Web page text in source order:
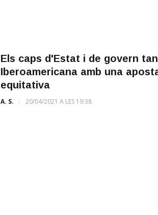
Els caps d'Estat i de govern
Iberoamericana amb una
equitativa
A. S. 20/04/2021 A LES 19:38